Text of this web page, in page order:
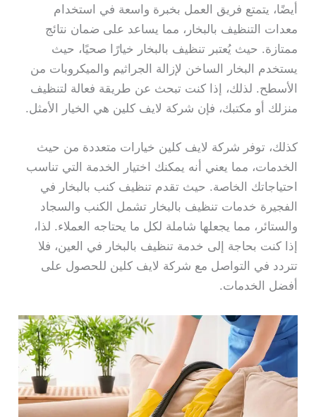
أيضًا، يتمتع فريق العمل بخبرة واسعة في استخدام
معدات التنظيف بالبخار، مما يساعد على ضمان نتائج
ممتازة. حيث يُعتبر تنظيف بالبخار خيارًا صحيًا، حيث
يستخدم البخار الساخن لإزالة الجراثيم والميكروبات من
الأسطح. لذلك، إذا كنت تبحث عن طريقة فعالة لتنظيف
منزلك أو مكتبك، فإن شركة لايف كلين هي الخيار الأمثل.
كذلك، توفر شركة لايف كلين خيارات متعددة من حيث
الخدمات، مما يعني أنه يمكنك اختيار الخدمة التي تناسب
احتياجاتك الخاصة. حيث تقدم تنظيف كنب بالبخار في
الفجيرة خدمات تنظيف بالبخار تشمل الكنب والسجاد
والستائر، مما يجعلها شاملة لكل ما يحتاجه العملاء. لذا،
إذا كنت بحاجة إلى خدمة تنظيف بالبخار في العين، فلا
تتردد في التواصل مع شركة لايف كلين للحصول على
أفضل الخدمات.